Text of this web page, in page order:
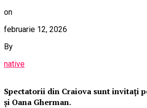
on
februarie 12, 2026
By
native
Spectatorii din Craiova sunt invitați
și Oana Gherman.